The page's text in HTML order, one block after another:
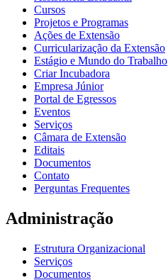
Cursos
Projetos e Programas
Ações de Extensão
Curricularização da Extensão
Estágio e Mundo do Trabalho
Criar Incubadora
Empresa Júnior
Portal de Egressos
Eventos
Serviços
Câmara de Extensão
Editais
Documentos
Contato
Perguntas Frequentes
Administração
Estrutura Organizacional
Serviços
Documentos